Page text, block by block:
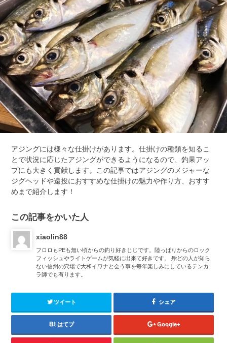
アジングには様々な仕掛けがあります。仕掛けの種類を知るこ
とで状況に応じたアジングができるようになるので、釣果アッ
プにも大きく貢献します。この記事ではアジングのメジャーな
ジグヘッドや遠投におすすめな仕掛けの魅力や作り方、おすす
めまで紹介します！
この記事をかいた人
xiaolin88
フロロもPEも無い頃からの釣り好きじじです。陸っぱりからのロック
フィッシュやライトゲームが気軽に出来て好きです。 殆どの人が知ら
ない信州の穴場で大和イワナと会う事を毎年楽しみにしているテンカ
ラ師でも有ります。
ツイート シェア
はてブ Google+